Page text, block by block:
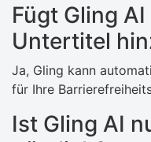
Fügt Gling
Untertitel
Ja, Gling kann
für Ihre
Ist Gling AI